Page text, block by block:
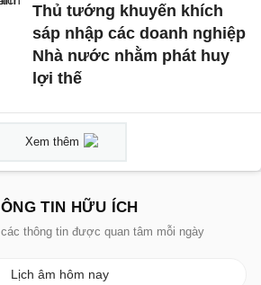
Thủ tướng khuyến khích
sáp nhập các doanh nghiệp
Nhà nước nhằm phát huy
lợi thế
Xem thêm
TIN HỮU ÍCH
thông tin được quan tâm mỗi ngày
Lịch âm hôm nay